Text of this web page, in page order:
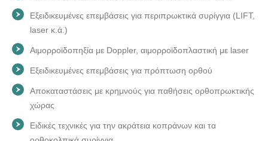
Εξειδικευμένες επεμβάσεις για περιπρωκτικά συρίγγια (LIFT,
laser κ.ά.)
Αιμορροϊδοπηξία με Doppler, αιμορροϊδοπλαστική με laser
Εξειδικευμένες επεμβάσεις για πρόπτωση ορθού
Αποκαταστάσεις με κρημνούς για παθήσεις ορθοπρωκτικής
χώρας
Ειδικές τεχνικές για την ακράτεια κοπράνων και τα